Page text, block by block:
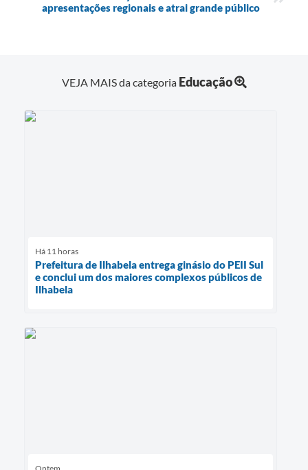
apresentações regionais e atrai grande público
VEJA MAIS da categoria Educação
Há 11 horas
Prefeitura de Ilhabela entrega ginásio do PEII Sul
e conclui um dos maiores complexos públicos de
Ilhabela